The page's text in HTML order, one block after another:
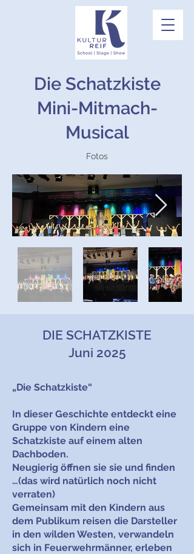
Die Schatzkiste
Mini-Mitmach-
Musical
Fotos
DIE SCHATZKISTE
Juni 2025
„Die Schatzkiste“
In dieser Geschichte entdeckt eine
Gruppe von Kindern eine
Schatzkiste auf einem alten
Dachboden.
Neugierig öffnen sie sie und finden
…(das wird natürlich noch nicht
verraten)
Gemeinsam mit den Kindern aus
dem Publikum reisen die Darsteller
in den wilden Westen, verwandeln
sich in Feuerwehrmänner, erleben